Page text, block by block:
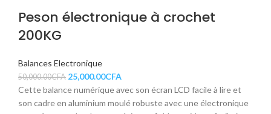
Peson électronique à crochet
200KG
Balances Electronique
50,000.00CFA 25,000.00CFA
Cette balance numérique avec son écran LCD facile à lire et
son cadre en aluminium moulé robuste avec une électronique